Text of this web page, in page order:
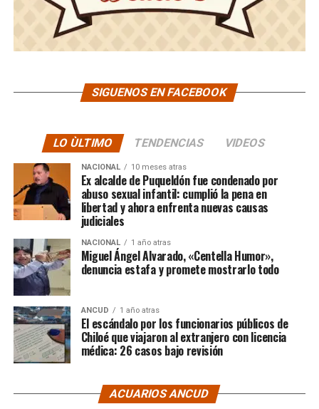
SIGUENOS EN FACEBOOK
LO ÙLTIMO TENDENCIAS VIDEOS
NACIONAL 10 meses atras
Ex alcalde de Puqueldón fue condenado por
abuso sexual infantil: cumplió la pena en
libertad y ahora enfrenta nuevas causas
judiciales
NACIONAL 1 año atras
Miguel Ángel Alvarado, «Centella Humor»,
denuncia estafa y promete mostrarlo todo
ANCUD 1 año atras
El escándalo por los funcionarios públicos de
Chiloé que viajaron al extranjero con licencia
médica: 26 casos bajo revisión
ACUARIOS ANCUD